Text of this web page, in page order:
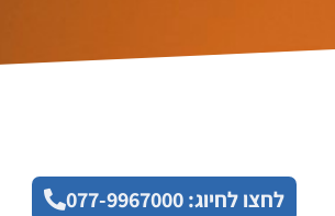
לחצו לחיוג: 077-9967000